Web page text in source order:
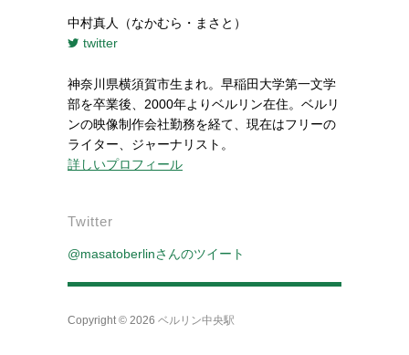
中村真人（なかむら・まさと）
twitter
神奈川県横須賀市生まれ。早稲田大学第一文学
部を卒業後、2000年よりベルリン在住。ベルリ
ンの映像制作会社勤務を経て、現在はフリーの
ライター、ジャーナリスト。
詳しいプロフィール
Twitter
@masatoberlinさんのツイート
Copyright © 2026 ベルリン中央駅